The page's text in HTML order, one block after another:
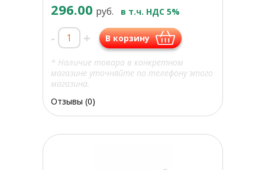
296.00 руб. в т.ч. НДС 5%
- + В корзину
* Наличие товара в конкретном
магазине уточняйте по телефону этого
магазина.
Отзывы (0)